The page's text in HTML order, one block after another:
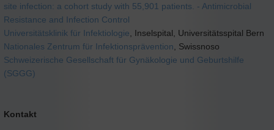
site infection: a cohort study with 55,901 patients. - Antimicrobial
Resistance and Infection Control
Universitätsklinik für Infektiologie , Inselspital, Universitätsspital Bern
Nationales Zentrum für Infektionsprävention , Swissnoso
Schweizerische Gesellschaft für Gynäkologie und Geburtshilfe
(SGGG)
Kontakt